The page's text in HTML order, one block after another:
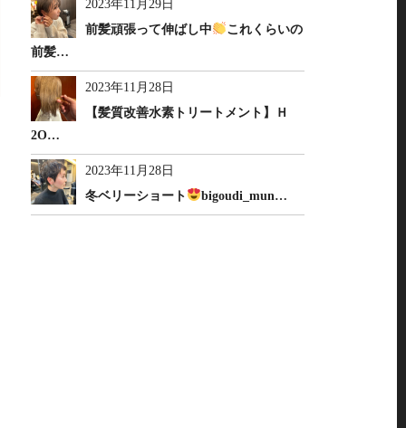
2023年11月29日
前髪頑張って伸ばし中
これくらいの
前髪…
2023年11月28日
【髪質改善水素トリートメント】Ｈ
2O…
2023年11月28日
冬ベリーショート
bigoudi_mun…